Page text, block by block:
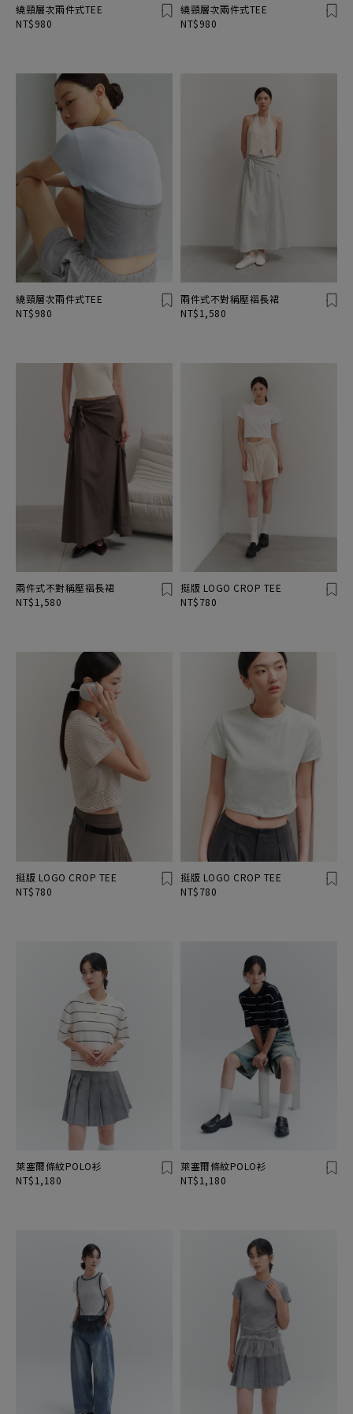
繞頸層次兩件式TEE
NT$980
繞頸層次兩件式TEE
NT$980
繞頸層次兩件式TEE
NT$980
兩件式不對稱壓褶長裙
NT$1,580
兩件式不對稱壓褶長裙
NT$1,580
挺版 LOGO CROP TEE
NT$780
挺版 LOGO CROP TEE
NT$780
挺版 LOGO CROP TEE
NT$780
萊塞爾條紋POLO衫
NT$1,180
萊塞爾條紋POLO衫
NT$1,180